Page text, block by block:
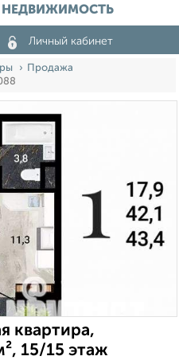
НЕДВИЖИМОСТЬ
Личный кабинет
Продажа
квартира,
15/15 этаж